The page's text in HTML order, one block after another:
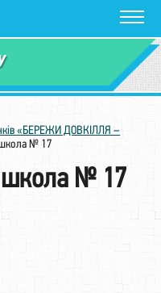
«БЕРЕЖИ ДОВКІЛЛЯ –
школа № 17
школа № 17